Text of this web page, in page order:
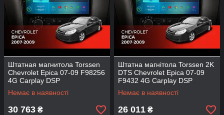
Штатная магнитола Torssen
Chevrolet Epica 07-09 F98256
4G Carplay DSP
Немає в наявності
30 763 ₴
Штатна магнітола Torssen 2K
DTS Chevrolet Epica 07-09
F9432 4G Carplay DSP
Немає в наявності
26 011 ₴